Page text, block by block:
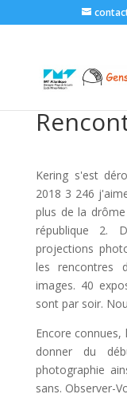
Kering s'est
2018 3 246
plus de la
république 2.
projections
les rencontres
images. 40
sont par soir.
Encore
donner du
photographie
sans. Observer-